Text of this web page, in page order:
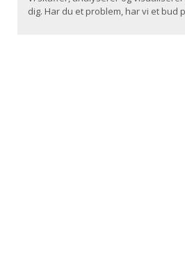
dig. Har du et problem, har vi et bud